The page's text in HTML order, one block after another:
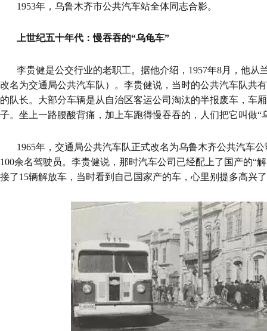
1953年，乌鲁木齐市公共汽车站全体同志合影。
上世纪五十年代：慢吞吞的“乌龟车”
李贵健是公交行业的老职工。据他介绍，1957年8月，他从
改名为交通局公共汽车队）。李贵健说，当时的公共汽车队共
的队长。大部分车辆是从自治区客运公司淘汰的半报废车，车
子。坐上一路腰酸背痛，加上车跑得慢吞吞的，人们把它叫做“
1965年，交通局公共汽车队正式改名为乌鲁木齐公共汽车
100余名驾驶员。李贵健说，那时汽车公司已经配上了国产的“
接了15辆解放车，当时看到自己国家产的车，心里别提多高兴